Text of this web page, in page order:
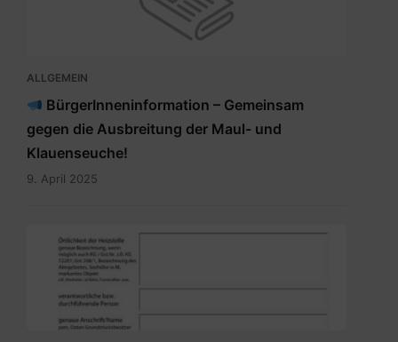
ALLGEMEIN
BürgerInneninformation – Gemeinsam
gegen die Ausbreitung der Maul- und
Klauenseuche!
9. April 2025
Meldung_Heizstelle_Brauchtumsfeuer.pdf